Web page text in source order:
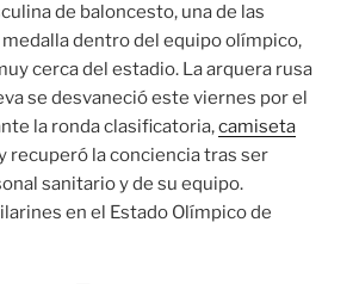
de baloncesto, una de las
dentro del equipo olímpico,
cerca del estadio. La arquera rusa
se desvaneció este viernes por el
la ronda clasificatoria,camiseta
recuperó la conciencia tras ser
sanitario y de su equipo.
en el Estado Olímpico de